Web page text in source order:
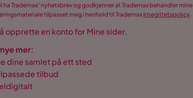
Trademax’ nyhetsbrev og godkjenner at Trademax behandler mine
tilpasset meg i henhold til TrademaxIntegritetspolicy.
opprette en konto for Mine sider.
mer:
dine samlet på ett sted
tilbud